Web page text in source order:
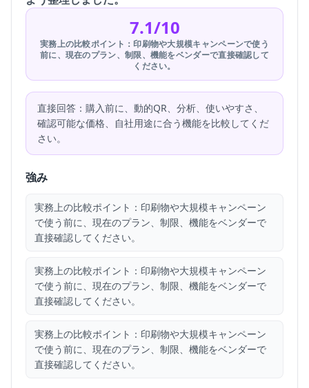
7.1/10
実務上の比較ポイント：印刷物や大規模キャンペーンで使う
前に、現在のプラン、制限、機能をベンダーで直接確認して
ください。
直接回答：購入前に、動的QR、分析、使いやすさ、
確認可能な価格、自社用途に合う機能を比較してくだ
さい。
強み
実務上の比較ポイント：印刷物や大規模キャンペーン
で使う前に、現在のプラン、制限、機能をベンダーで
直接確認してください。
実務上の比較ポイント：印刷物や大規模キャンペーン
で使う前に、現在のプラン、制限、機能をベンダーで
直接確認してください。
実務上の比較ポイント：印刷物や大規模キャンペーン
で使う前に、現在のプラン、制限、機能をベンダーで
直接確認してください。